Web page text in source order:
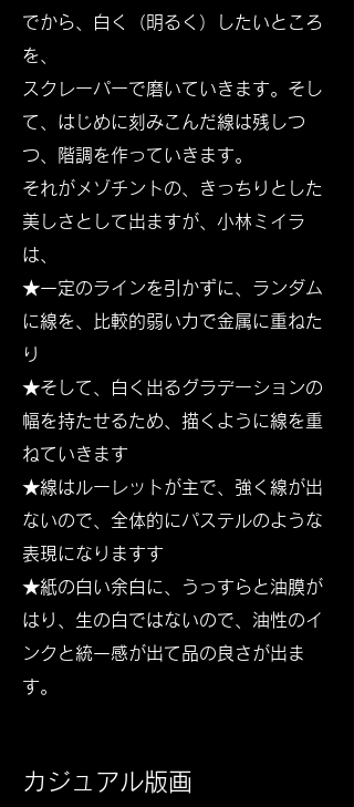
でから、白く（明るく）したいところ
を、
スクレーパーで磨いていきます。そし
て、はじめに刻みこんだ線は残しつ
つ、階調を作っていきます。
それがメゾチントの、きっちりとした
美しさとして出ますが、小林ミイラ
は、
★一定のラインを引かずに、ランダム
に線を、比較的弱い力で金属に重ねた
り
★そして、白く出るグラデーションの
幅を持たせるため、描くように線を重
ねていきます
★線はルーレットが主で、強く線が出
ないので、全体的にパステルのような
表現になりますす
★紙の白い余白に、うっすらと油膜が
はり、生の白ではないので、油性のイ
ンクと統一感が出て品の良さが出ま
す。
カジュアル版画